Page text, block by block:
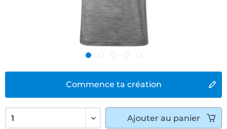
Commence ta création
Ajouter au panier